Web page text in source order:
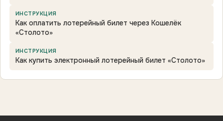
ИНСТРУКЦИЯ
Как оплатить лотерейный билет через Кошелёк
«Столото»
ИНСТРУКЦИЯ
Как купить электронный лотерейный билет «Столото»